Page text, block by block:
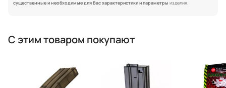
существенные и необходимые для Вас характеристики и параметры изделия.
С этим товаром покупают